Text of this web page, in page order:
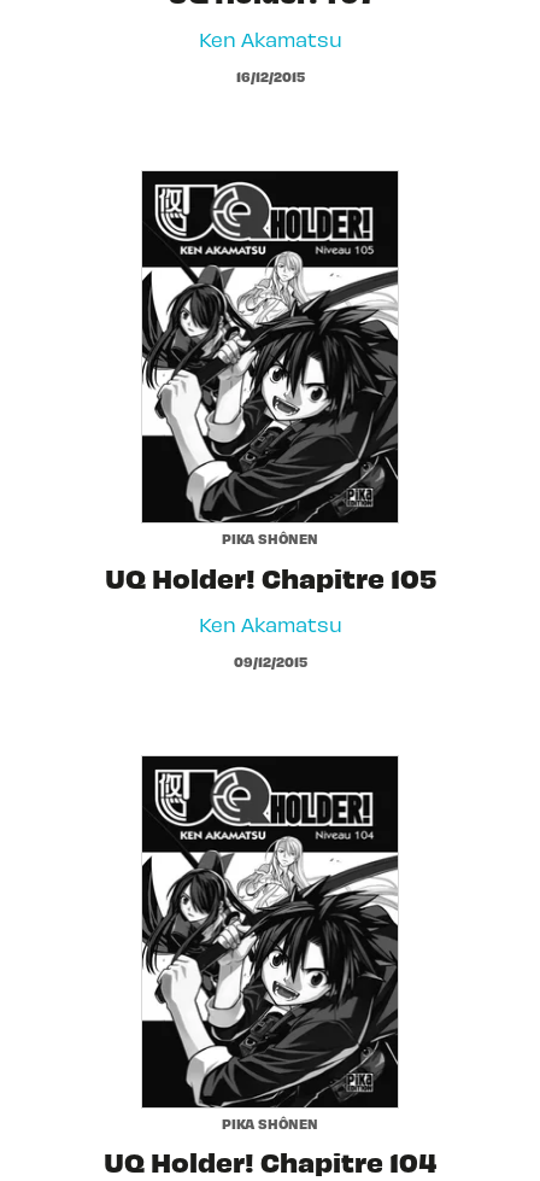
Ken Akamatsu
16/12/2015
PIKA SHÔNEN
UQ Holder! Chapitre 105
Ken Akamatsu
09/12/2015
PIKA SHÔNEN
UQ Holder! Chapitre 104